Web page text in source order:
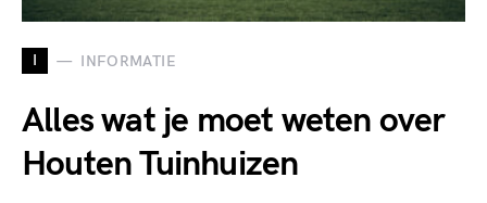
I INFORMATIE
Alles wat je moet weten over
Houten Tuinhuizen